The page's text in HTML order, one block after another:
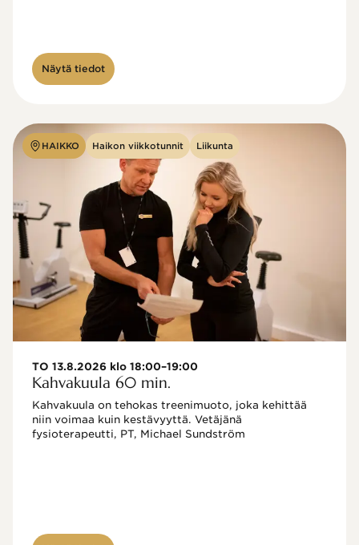
Näytä tiedot
HAIKKO Haikon viikkotunnit Liikunta
TO 13.8.2026 klo 18:00–19:00
Kahvakuula 60 min.
Kahvakuula on tehokas treenimuoto, joka kehittää
niin voimaa kuin kestävyyttä. Vetäjänä
fysioterapeutti, PT, Michael Sundström